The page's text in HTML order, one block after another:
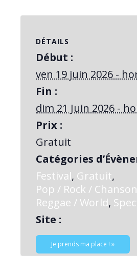
DÉTAILS
Début :
ven 19 juin 2026 -
Fin :
dim 21 Juin 2026 -
Prix :
Gratuit
Catégories
Festival, Gratuit,
Pop / Rock / Chanson
Reggae / World,
Site :
Je prends ma place ! »